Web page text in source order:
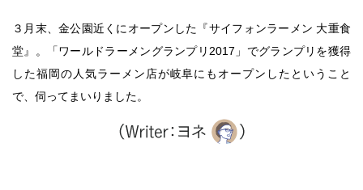
３月末、金公園近くにオープンした『サイフォンラーメン 大重食
堂』。「ワールドラーメングランプリ2017」でグランプリを獲得
した福岡の人気ラーメン店が岐阜にもオープンしたということ
で、伺ってまいりました。